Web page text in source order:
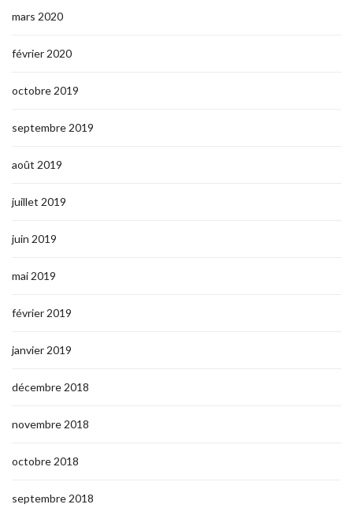
mars 2020
février 2020
octobre 2019
septembre 2019
août 2019
juillet 2019
juin 2019
mai 2019
février 2019
janvier 2019
décembre 2018
novembre 2018
octobre 2018
septembre 2018